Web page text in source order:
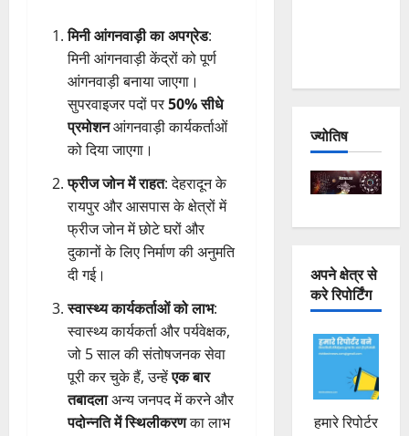
मिनी आंगनवाड़ी का अपग्रेड:
मिनी आंगनवाड़ी केंद्रों को पूर्ण
आंगनवाड़ी बनाया जाएगा।
सुपरवाइजर पदों पर50% सीधे
प्रमोशनआंगनवाड़ी कार्यकर्ताओं
को दिया जाएगा।
फ्रीज जोन में राहत: देहरादून के
रायपुर और आसपास के क्षेत्रों में
फ्रीज जोन में छोटे घरों और
दुकानों के लिए निर्माण की अनुमति
दी गई।
स्वास्थ्य कार्यकर्ताओं को लाभ:
स्वास्थ्य कार्यकर्ता और पर्यवेक्षक,
जो 5 साल की संतोषजनक सेवा
पूरी कर चुके हैं, उन्हेंएक बार
तबादलाअन्य जनपद में करने और
पदोन्नति में स्थिलीकरणका लाभ
ज्योतिष
अपने क्षेत्र से
करे रिपोर्टिंग
हमारे रिपोर्टर